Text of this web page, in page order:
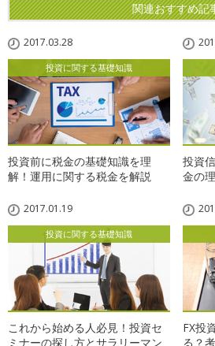
関連おすすめ記
2017.03.28
投資に関する基礎知識
投資前に税金の基礎知識を理
解！運用に関する税金を解説
投資
金の
2017.01.19
投資に関する基礎知識
これから始める人必見！投資セ
ミナーの探し方とサラリーマン
FX投
る？